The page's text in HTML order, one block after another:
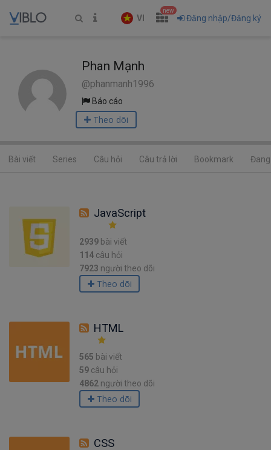
VI
new
Đăng nhập/Đăng ký
Phan Mạnh
@phanmanh1996
Báo cáo
Theo dõi
Bài viết Series Câu hỏi Câu trả lời Bookmark
JavaScript
2939 bài viết
114 câu hỏi
7923 người theo dõi
Theo dõi
HTML
565 bài viết
59 câu hỏi
4862 người theo dõi
Theo dõi
CSS